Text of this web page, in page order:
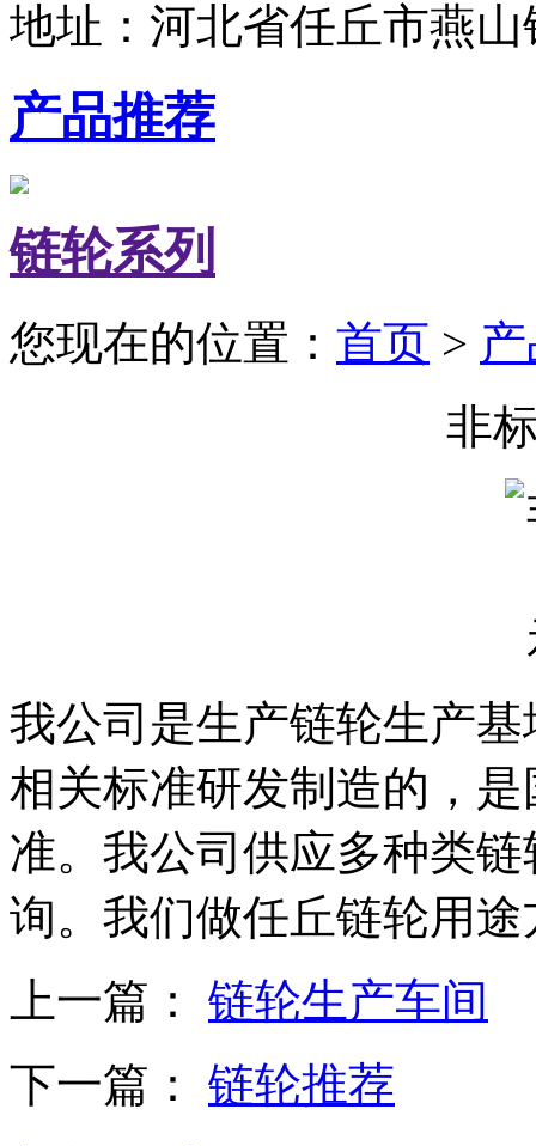
地址：河北省任丘市燕
产品推荐
链轮系列
您现在的位置： 首页 >
非
我公司是生产链轮生产
相关标准研发制造的，
准。我公司供应多种类
询。我们做任丘链轮用
上一篇： 链轮生产车间
下一篇： 链轮推荐